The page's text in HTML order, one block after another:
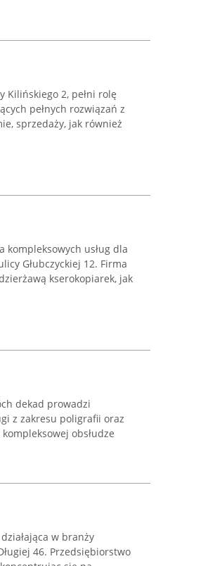
Kilińskiego 2, pełni rolę
pełnych rozwiązań z
sprzedaży, jak również
kompleksowych usług dla
Głubczyckiej 12. Firma
kserokopiarek, jak
dekad prowadzi
z zakresu poligrafii oraz
obsłudze
w branży
46. Przedsiębiorstwo